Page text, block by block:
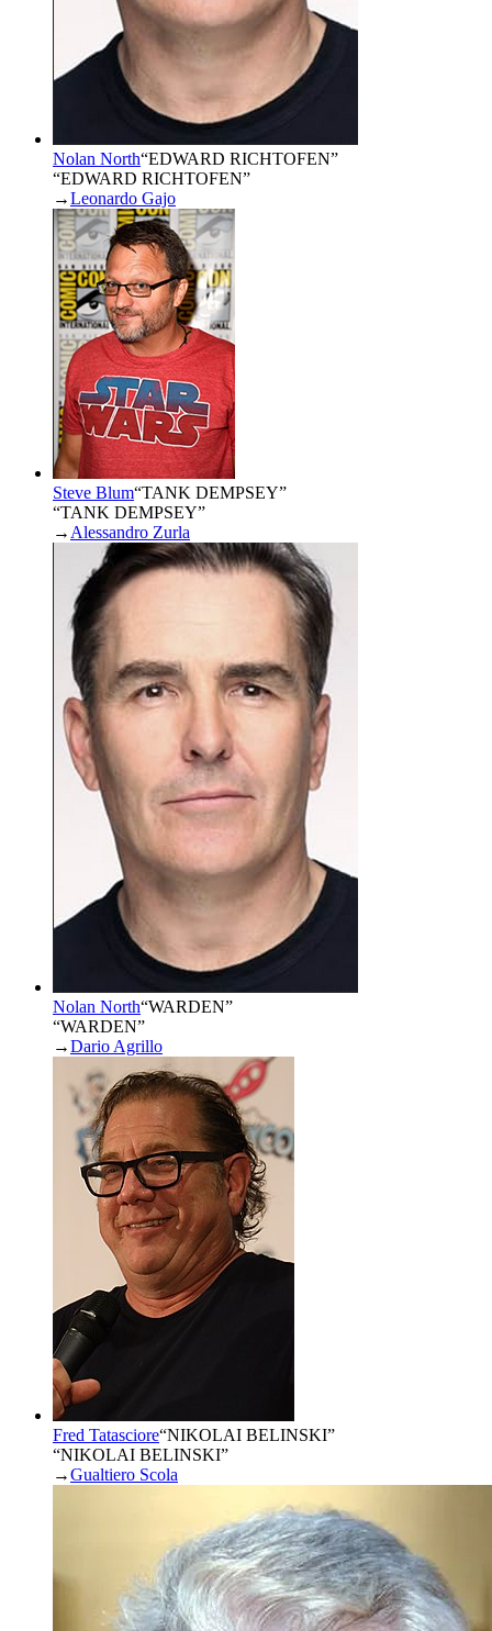
Nolan North“EDWARD RICHTOFEN”
“EDWARD RICHTOFEN”
→Leonardo Gajo
Steve Blum“TANK DEMPSEY”
“TANK DEMPSEY”
→ Alessandro Zurla
Nolan North“WARDEN”
“WARDEN”
→Dario Agrillo
Fred Tatasciore“NIKOLAI BELINSKI”
“NIKOLAI BELINSKI”
→Gualtiero Scola